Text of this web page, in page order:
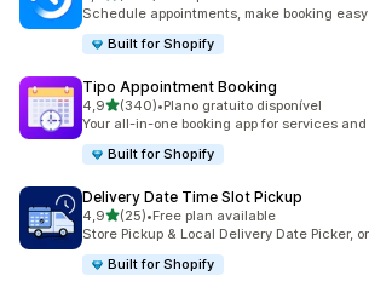
Schedule appointments, make booking
Built for Shopify
Tipo Appointment Booking
4,9de 5 estrelas
(340)
340 total de avaliações
•Plano gratuito disponível
Your all-in-one booking app for services
Built for Shopify
Delivery Date Time Slot Pickup
4,9de 5 estrelas
(25)
25 total de avaliações
•Free plan available
Store Pickup & Local Delivery Date Picker,
Built for Shopify